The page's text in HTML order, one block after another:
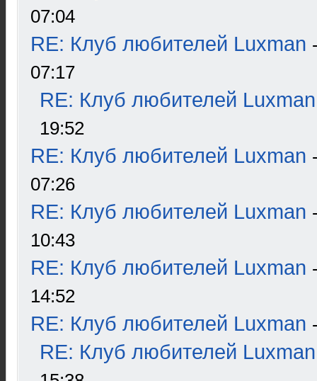
07:04
RE: Клуб любителей Luxman
07:17
RE: Клуб любителей Luxman
19:52
RE: Клуб любителей Luxman
07:26
RE: Клуб любителей Luxman
10:43
RE: Клуб любителей Luxman
14:52
RE: Клуб любителей Luxman
RE: Клуб любителей Luxman